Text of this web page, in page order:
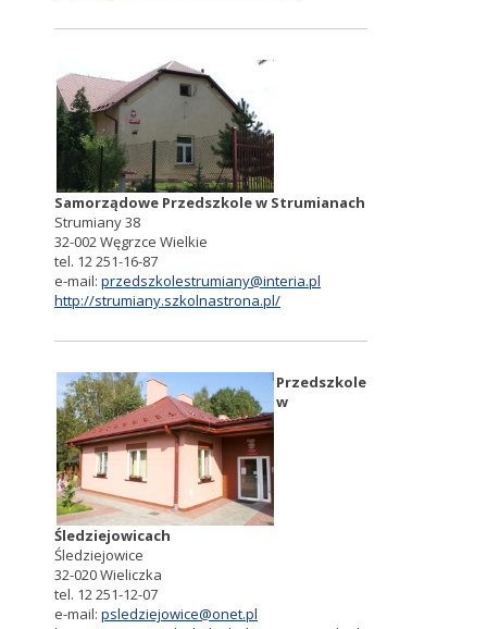
Samorządowe Przedszkole w Strumianach
Strumiany 38
32-002 Węgrzce Wielkie
tel. 12251-16-87
e-mail: przedszkolestrumiany@interia.pl
http://strumiany.szkolnastrona.pl/
Przedszkole
w
Śledziejowicach
Śledziejowice
32-020 Wieliczka
tel. 12 251-12-07
e-mail: psledziejowice@onet.pl